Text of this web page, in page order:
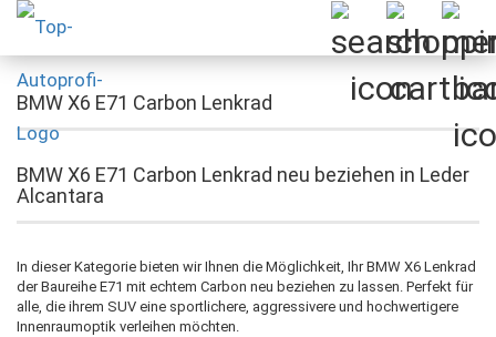
BMW X6 E71 Carbon Lenkrad
BMW X6 E71 Carbon Lenkrad neu beziehen in Leder
Alcantara
In dieser Kategorie bieten wir Ihnen die Möglichkeit, Ihr BMW X6 Lenkrad
der Baureihe E71 mit echtem Carbon neu beziehen zu lassen. Perfekt für
alle, die ihrem SUV eine sportlichere, aggressivere und hochwertigere
Innenraumoptik verleihen möchten.